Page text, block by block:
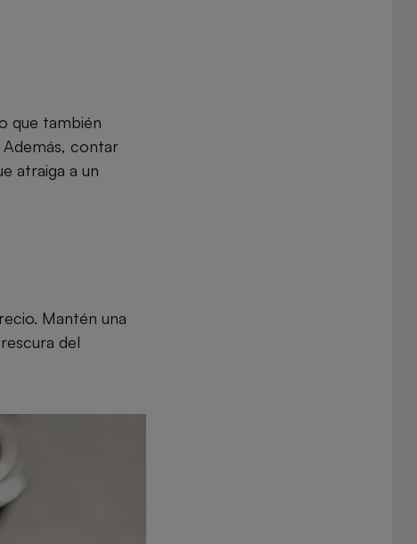
que también
Además, contar
atraiga a un
Mantén una
del